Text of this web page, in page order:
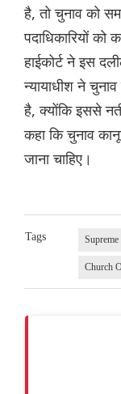
है, तो चुनाव को
पदाधिकारियों को
हाईकोर्ट ने इस
न्यायाधीश ने
है, क्योंकि इससे
कहा कि चुनाव
जाना चाहिए।
Tags
Church